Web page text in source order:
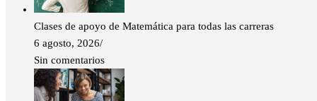
Clases de apoyo de Matemática para todas las carreras
6 agosto, 2026/
Sin comentarios